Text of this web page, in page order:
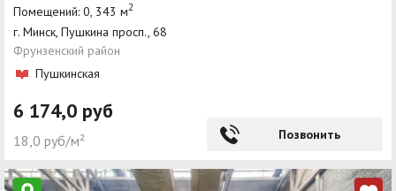
Помещений: 0, 343 м2
г. Минск, Пушкина просп., 68
Фрунзенский район
Пушкинская
6 174,0 руб
18,0 руб/м² Позвонить